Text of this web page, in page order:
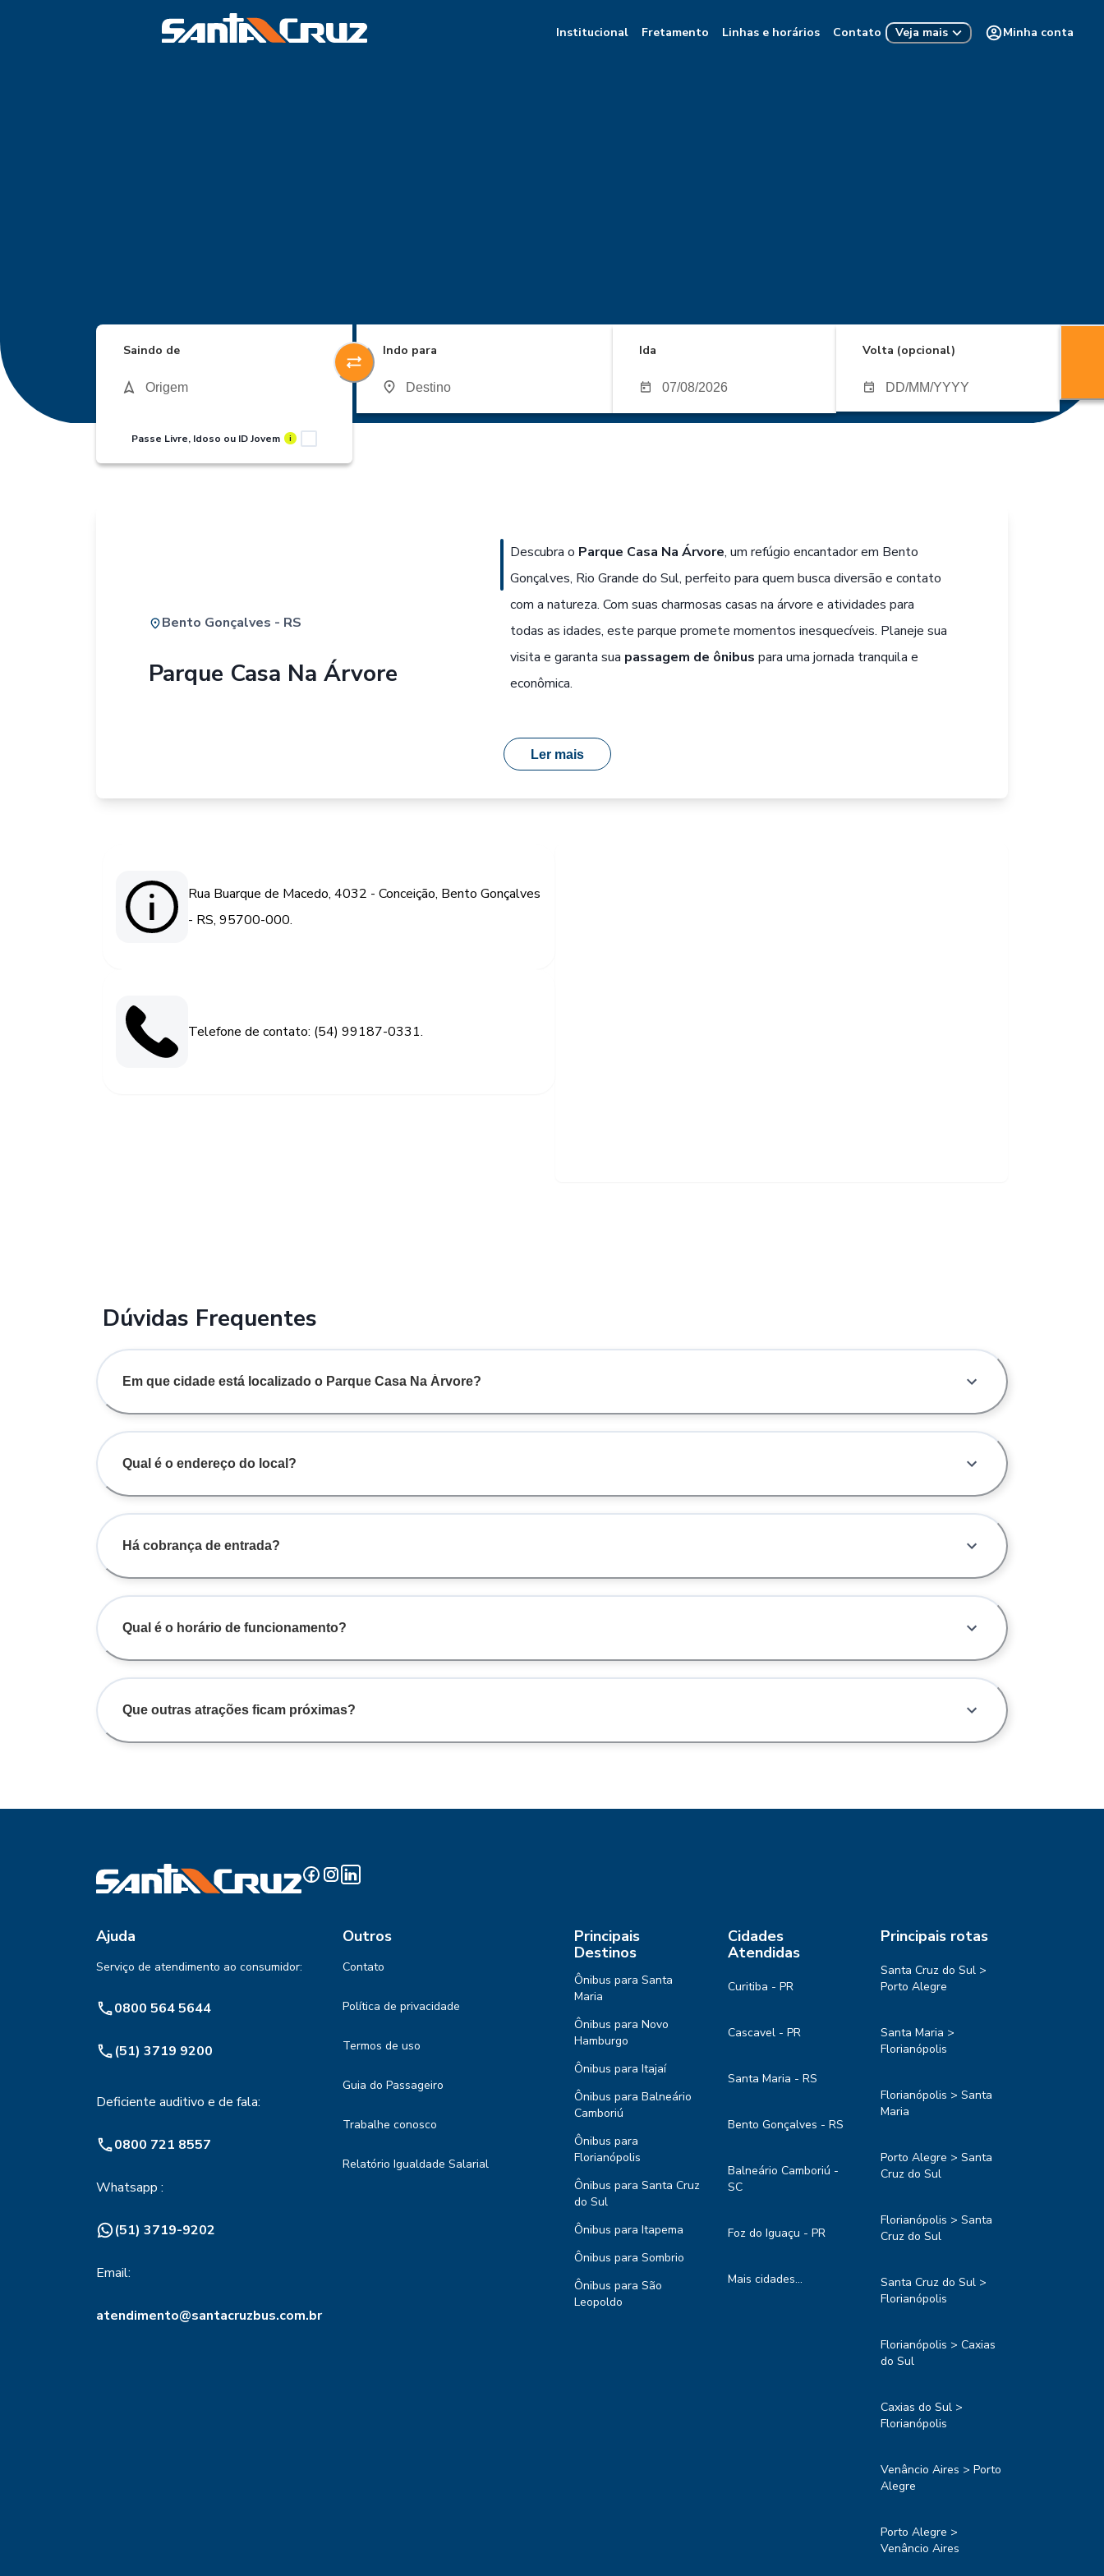
Institucional Fretamento Linhas e horários Contato Veja mais Minha conta
Saindo de
Passe Livre, Idoso ou ID Jovem i
Indo para Ida Volta (opcional)
Bento Gonçalves - RS
Parque Casa Na Árvore
Descubra o Parque Casa Na Árvore, um refúgio encantador em Bento
Gonçalves, Rio Grande do Sul, perfeito para quem busca diversão e contato
com a natureza. Com suas charmosas casas na árvore e atividades para
todas as idades, este parque promete momentos inesquecíveis. Planeje sua
visita e garanta sua passagem de ônibus para uma jornada tranquila e
econômica.
Ler mais
Rua Buarque de Macedo, 4032 - Conceição, Bento Gonçalves
- RS, 95700-000.
Telefone de contato: (54) 99187-0331.
Dúvidas Frequentes
Em que cidade está localizado o Parque Casa Na Árvore?
Qual é o endereço do local?
Há cobrança de entrada?
Qual é o horário de funcionamento?
Que outras atrações ficam próximas?
Ajuda
Serviço de atendimento ao consumidor:
0800 564 5644
(51) 3719 9200
Deficiente auditivo e de fala:
0800 721 8557
Whatsapp :
(51) 3719-9202
Email:
atendimento@santacruzbus.com.br
Outros
Contato
Política de privacidade
Termos de uso
Guia do Passageiro
Trabalhe conosco
Relatório Igualdade Salarial
Principais
Destinos
Ônibus para Santa
Maria
Ônibus para Novo
Hamburgo
Ônibus para Itajaí
Ônibus para Balneário
Camboriú
Ônibus para
Florianópolis
Ônibus para Santa Cruz
do Sul
Ônibus para Itapema
Ônibus para Sombrio
Ônibus para São
Leopoldo
Cidades
Atendidas
Curitiba - PR
Cascavel - PR
Santa Maria - RS
Bento Gonçalves - RS
Balneário Camboriú -
SC
Foz do Iguaçu - PR
Mais cidades...
Principais rotas
Santa Cruz do Sul >
Porto Alegre
Santa Maria >
Florianópolis
Florianópolis > Santa
Maria
Porto Alegre > Santa
Cruz do Sul
Florianópolis > Santa
Cruz do Sul
Santa Cruz do Sul >
Florianópolis
Florianópolis > Caxias
do Sul
Caxias do Sul >
Florianópolis
Venâncio Aires > Porto
Alegre
Porto Alegre >
Venâncio Aires